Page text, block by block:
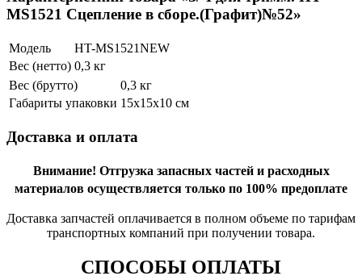
MS1521 Сцепление в сборе.(Графит)№52»
Модель
HT-MS1521NEW
Вес (нетто) 0,3 кг
Вес (брутто)
0,3 кг
Габариты упаковки 15х15х10 см
Доставка и оплата
Внимание! Отгрузка запасных частей и расходных
материалов осуществляется только по 100% предоплате
Доставка запчастей оплачивается в полном объеме по тарифам
транспортных компаний при получении товара.
СПОСОБЫ ОПЛАТЫ